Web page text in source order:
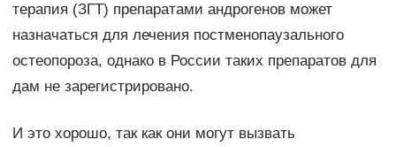
терапия (ЗГТ) препаратами андрогенов может
назначаться для лечения постменопаузального
остеопороза, однако в России таких препаратов для
дам не зарегистрировано.
И это хорошо, так как они могут вызвать